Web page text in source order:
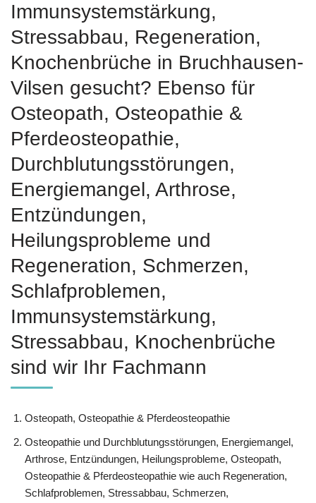
Immunsystemstärkung,
Stressabbau, Regeneration,
Knochenbrüche in Bruchhausen-
Vilsen gesucht? Ebenso für
Osteopath, Osteopathie &
Pferdeosteopathie,
Durchblutungsstörungen,
Energiemangel, Arthrose,
Entzündungen,
Heilungsprobleme und
Regeneration, Schmerzen,
Schlafproblemen,
Immunsystemstärkung,
Stressabbau, Knochenbrüche
sind wir Ihr Fachmann
Osteopath, Osteopathie & Pferdeosteopathie
Osteopathie und Durchblutungsstörungen, Energiemangel,
Arthrose, Entzündungen, Heilungsprobleme, Osteopath,
Osteopathie & Pferdeosteopathie wie auch Regeneration,
Schlafproblemen, Stressabbau, Schmerzen,